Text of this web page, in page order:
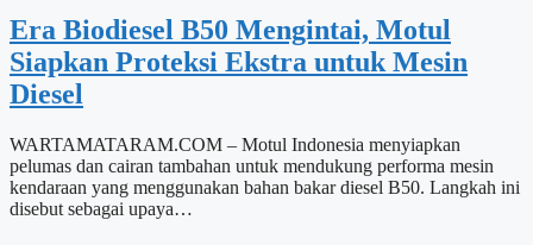
Era Biodiesel B50 Mengintai, Motul
Siapkan Proteksi Ekstra untuk Mesin
Diesel
WARTAMATARAM.COM – Motul Indonesia menyiapkan
pelumas dan cairan tambahan untuk mendukung performa mesin
kendaraan yang menggunakan bahan bakar diesel B50. Langkah ini
disebut sebagai upaya…